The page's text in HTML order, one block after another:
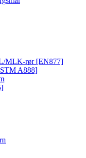
MLK-rør [EN877]
A888]